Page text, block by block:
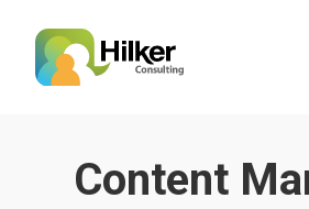
Content